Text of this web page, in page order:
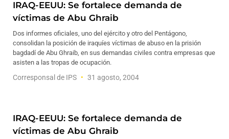
IRAQ-EEUU: Se fortalece demanda de
víctimas de Abu Ghraib
Dos informes oficiales, uno del ejército y otro del Pentágono,
consolidan la posición de iraquíes víctimas de abuso en la prisión
bagdadí de Abu Ghraib, en sus demandas civiles contra empresas que
asisten a las tropas de ocupación.
Corresponsal de IPS 31 agosto, 2004
IRAQ-EEUU: Se fortalece demanda de
víctimas de Abu Ghraib